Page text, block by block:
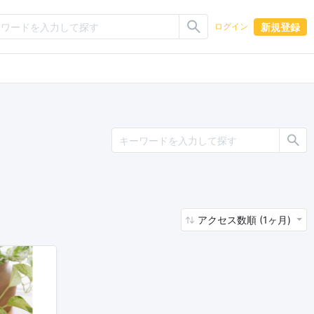
ログイン 新規登録
アクセス数順 (1ヶ月)